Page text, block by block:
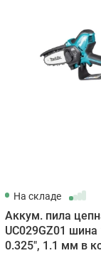
На складе
Аккум. пила
UC029GZ01
0.325", 1.1 мм в